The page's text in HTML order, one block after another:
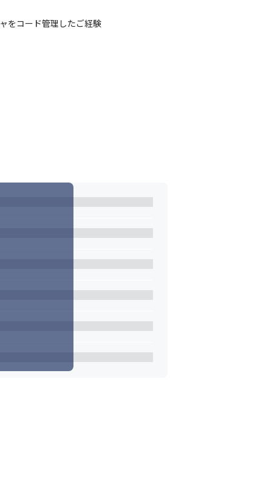
る再現性のある技術力を積み上げていく
対応できる環境を整えています。
る力も磨けます。
す。
ます。
をコード管理したご経験